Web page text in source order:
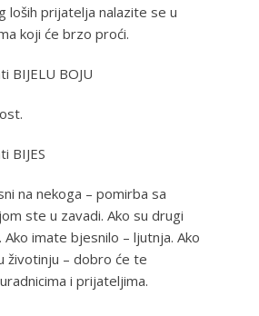
loših prijatelja nalazite se u
koji će brzo proći.
BIJELU BOJU
BIJES
na nekoga – pomirba sa
ste u zavadi. Ako su drugi
Ako imate bjesnilo – ljutnja. Ako
životinju – dobro će te
i prijateljima.